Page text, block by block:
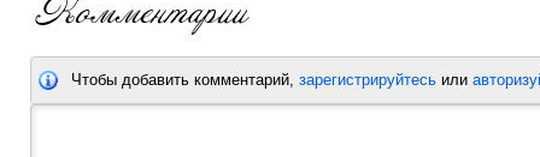
Чтобы добавить комментарий, зарегистрируйтесь или